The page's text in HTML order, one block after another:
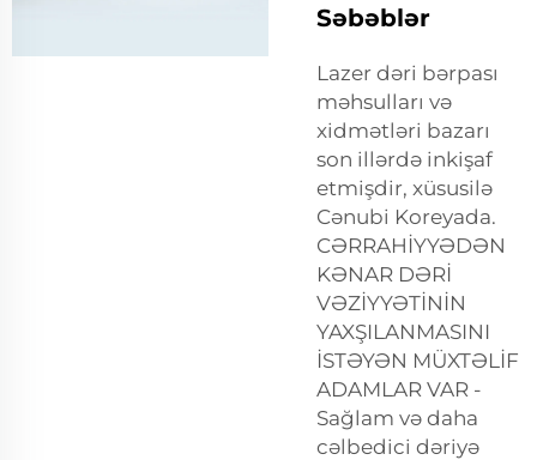
Səbəblər
Lazer dəri bərpası
məhsulları və
xidmətləri bazarı
son illərdə inkişaf
etmişdir, xüsusilə
Cənubi Koreyada.
CƏRRAHİYYƏDƏN
KƏNAR DƏRİ
VƏZİYYƏTİNİN
YAXŞILANMASINI
İSTƏYƏN MÜXTƏLİF
ADAMLAR VAR -
Sağlam və daha
cəlbedici dəriyə